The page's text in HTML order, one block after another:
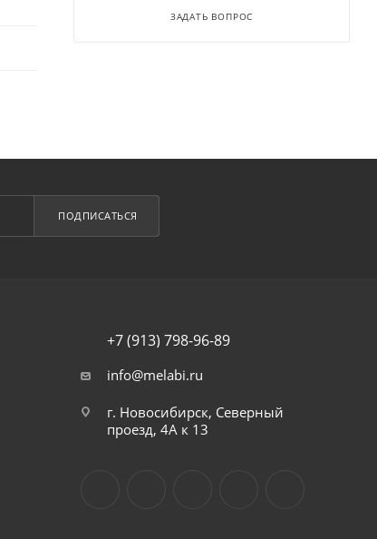
ЗАДАТЬ ВОПРОС
ПОДПИСАТЬСЯ
+7 (913) 798-96-89
info@melabi.ru
г. Новосибирск, Северный
проезд, 4А к 13